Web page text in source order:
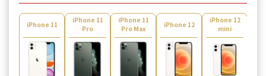
iPhone 11
iPhone 11
Pro
iPhone 11
Pro Max
iPhone 12
iPhone 12
mini